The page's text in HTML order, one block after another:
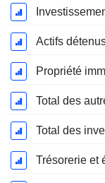
Propriété
Total des
Total des
Trésorerie et